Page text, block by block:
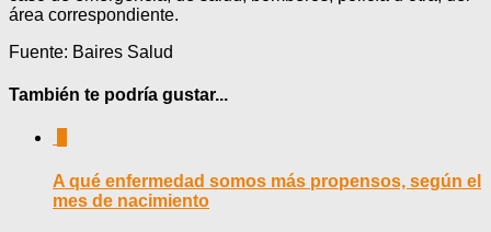
área correspondiente.
Fuente: Baires Salud
También te podría gustar...
A qué enfermedad somos más propensos, según el
mes de nacimiento